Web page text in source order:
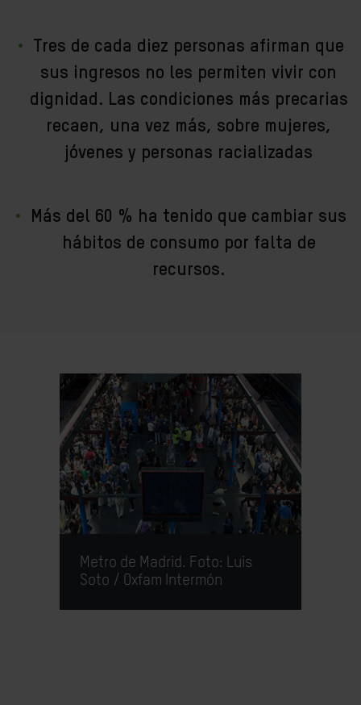
Tres de cada diez personas afirman que
sus ingresos no les permiten vivir con
dignidad. Las condiciones más precarias
recaen, una vez más, sobre mujeres,
jóvenes y personas racializadas
Más del 60 % ha tenido que cambiar sus
hábitos de consumo por falta de
recursos.
Metro de Madrid. Foto: Luis
Soto / Oxfam Intermón